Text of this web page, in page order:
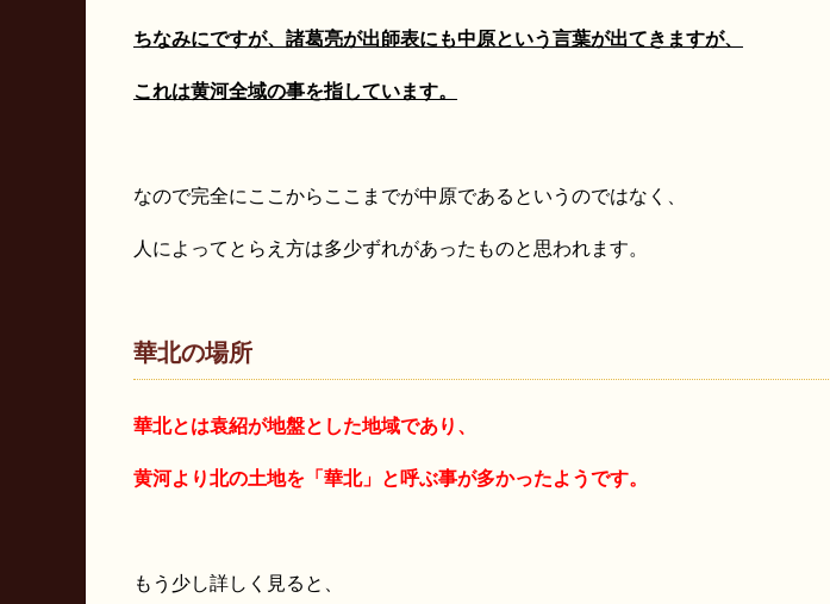
ちなみにですが、諸葛亮が出師表にも中原という言葉が出てきますが、
これは黄河全域の事を指しています。
なので完全にここからここまでが中原であるというのではなく、
人によってとらえ方は多少ずれがあったものと思われます。
華北の場所
華北とは袁紹が地盤とした地域であり、
黄河より北の土地を「華北」と呼ぶ事が多かったようです。
もう少し詳しく見ると、